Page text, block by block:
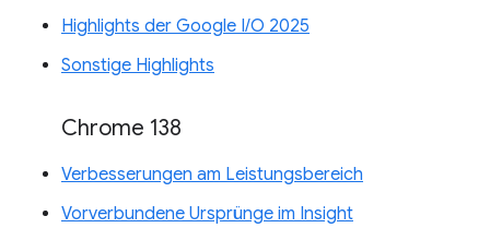
Highlights der Google I/O 2025
Sonstige Highlights
Chrome 138
Verbesserungen am Leistungsbereich
Vorverbundene Ursprünge im Insight